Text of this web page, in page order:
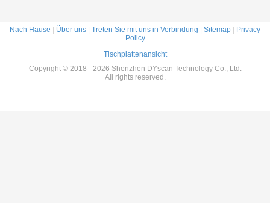
Nach Hause Über uns Treten Sie mit uns in Verbindung Sitemap
Privacy
Policy
Tischplattenansicht
Copyright © 2018 - 2026 Shenzhen DYscan Technology Co., Ltd.
All rights reserved.